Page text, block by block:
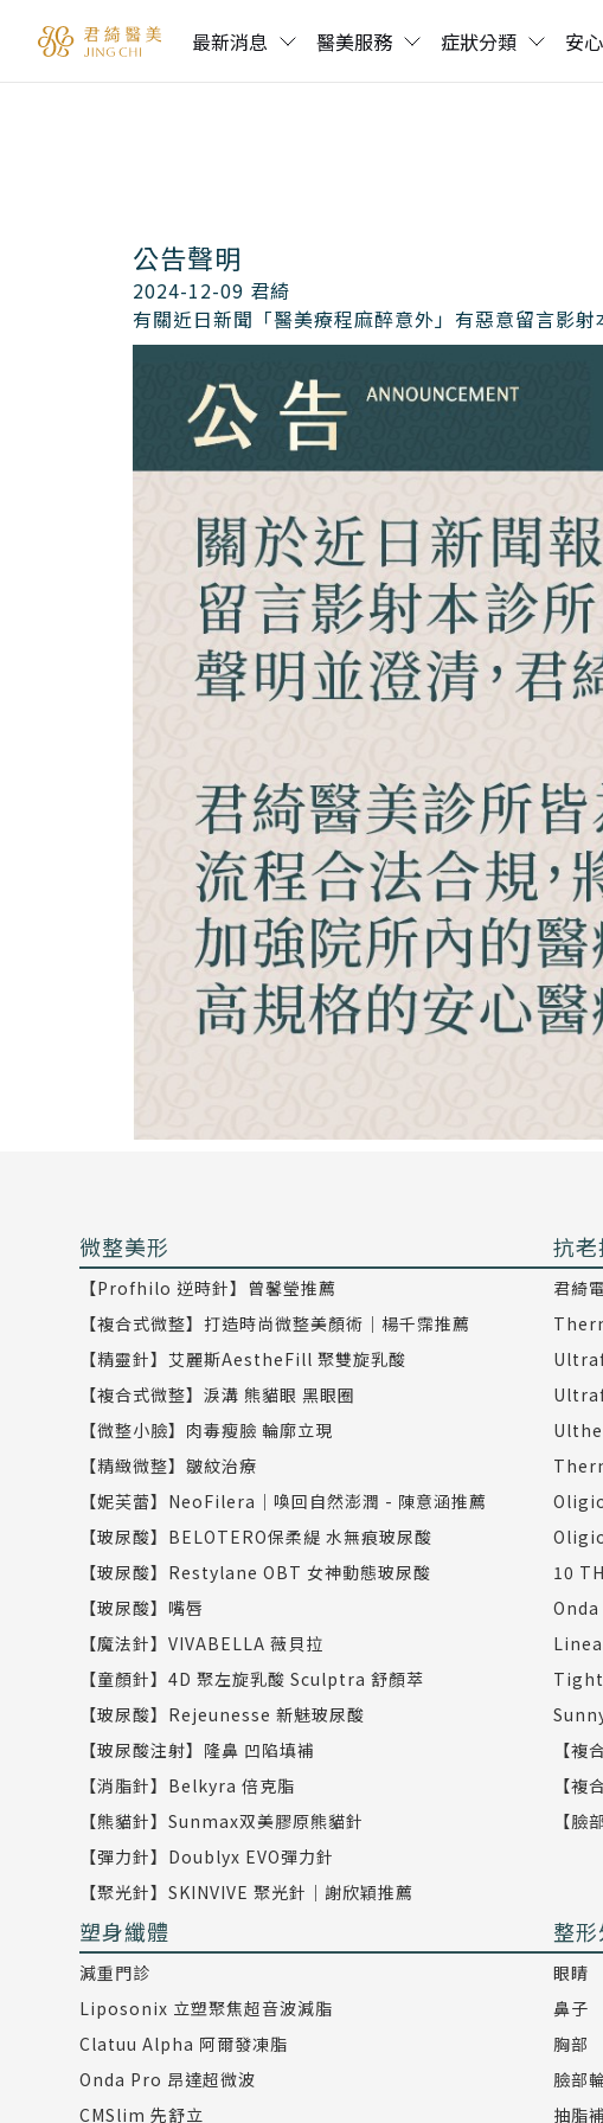
最新消息 醫美服務 症狀分類 安
公告聲明
2024-12-09 君綺
有關近日新聞「醫美療程麻醉意外」有惡意留言影
微整美形
【Profhilo 逆時針】曾馨瑩推薦
【複合式微整】打造時尚微整美顏術｜楊千霈推薦
【精靈針】艾麗斯AestheFill 聚雙旋乳酸
【複合式微整】淚溝 熊貓眼 黑眼圈
【微整小臉】肉毒瘦臉 輪廓立現
【精緻微整】皺紋治療
【妮芙蕾】NeoFilera｜喚回自然澎潤 - 陳意涵推薦
【玻尿酸】BELOTERO保柔緹 水無痕玻尿酸
【玻尿酸】Restylane OBT 女神動態玻尿酸
【玻尿酸】嘴唇
【魔法針】VIVABELLA 薇貝拉
【童顏針】4D 聚左旋乳酸 Sculptra 舒顏萃
【玻尿酸】Rejeunesse 新魅玻尿酸
【玻尿酸注射】隆鼻 凹陷填補
【消脂針】Belkyra 倍克脂
【熊貓針】Sunmax双美膠原熊貓針
【彈力針】Doublyx EVO彈力針
【聚光針】SKINVIVE 聚光針｜謝欣穎推薦
抗
君綺
10
Onda
【
【複
【
塑身纖體
減重門診
Liposonix 立塑聚焦超音波減脂
Clatuu Alpha 阿爾發凍脂
Onda Pro 昂達超微波
CMSlim 先舒立
整
眼睛
鼻子
胸部
臉部
抽脂